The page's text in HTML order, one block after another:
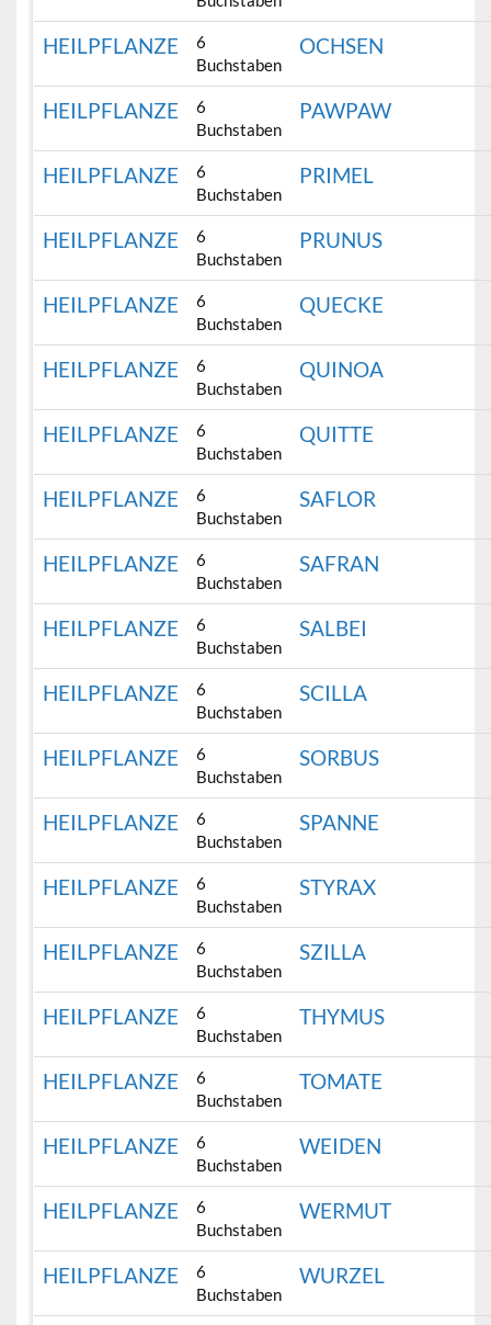
HEILPFLANZE
6
Buchstaben
OCHSEN
HEILPFLANZE
6
Buchstaben
PAWPAW
HEILPFLANZE
6
Buchstaben
PRIMEL
HEILPFLANZE
6
Buchstaben
PRUNUS
HEILPFLANZE
6
Buchstaben
QUECKE
HEILPFLANZE
6
Buchstaben
QUINOA
HEILPFLANZE
6
Buchstaben
QUITTE
HEILPFLANZE
6
Buchstaben
SAFLOR
HEILPFLANZE
6
Buchstaben
SAFRAN
HEILPFLANZE
6
Buchstaben
SALBEI
HEILPFLANZE
6
Buchstaben
SCILLA
HEILPFLANZE
6
Buchstaben
SORBUS
HEILPFLANZE
6
Buchstaben
SPANNE
HEILPFLANZE
6
Buchstaben
STYRAX
HEILPFLANZE
6
Buchstaben
SZILLA
HEILPFLANZE
6
Buchstaben
THYMUS
HEILPFLANZE
6
Buchstaben
TOMATE
HEILPFLANZE
6
Buchstaben
WEIDEN
HEILPFLANZE
6
Buchstaben
WERMUT
HEILPFLANZE
6
Buchstaben
WURZEL